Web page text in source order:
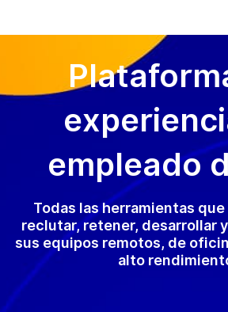
empleado
Todas las herramientas
reclutar, retener, desarrollar
sus equipos remotos, de
alto